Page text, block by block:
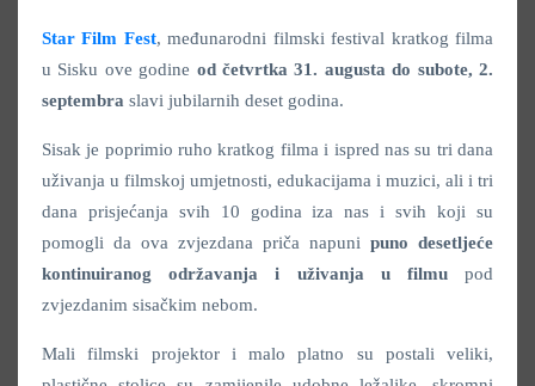
Star Film Fest, međunarodni filmski festival kratkog filma
u Sisku ove godine od četvrtka 31. augusta do subote, 2.
septembra slavi jubilarnih deset godina.
Sisak je poprimio ruho kratkog filma i ispred nas su tri dana
uživanja u filmskoj umjetnosti, edukacijama i muzici, ali i tri
dana prisjećanja svih 10 godina iza nas i svih koji su
pomogli da ova zvjezdana priča napuni puno desetljeće
kontinuiranog održavanja
i uživanja u filmupod
zvjezdanim sisačkim nebom.
Mali filmski projektor i malo platno su postali veliki,